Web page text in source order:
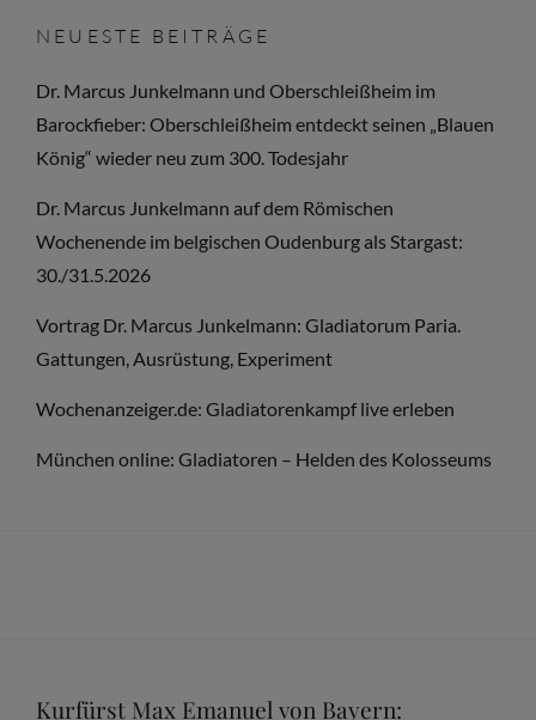
NEUESTE BEITRÄGE
Dr. Marcus Junkelmann und Oberschleißheim im
Barockfieber: Oberschleißheim entdeckt seinen „Blauen
König“ wieder neu zum 300. Todesjahr
Dr. Marcus Junkelmann auf dem Römischen
Wochenende im belgischen Oudenburg als Stargast:
30./31.5.2026
Vortrag Dr. Marcus Junkelmann: Gladiatorum Paria.
Gattungen, Ausrüstung, Experiment
Wochenanzeiger.de: Gladiatorenkampf live erleben
München online: Gladiatoren – Helden des Kolosseums
Kurfürst Max Emanuel von Bayern: